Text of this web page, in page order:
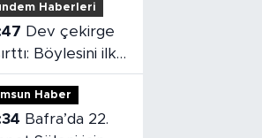
Haberleri
Böylesini ilk
gördük!
Haber